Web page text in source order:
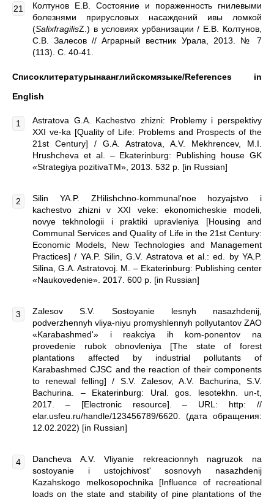
Колтунов Е.В. Состояние и пораженность гнилевыми
болезнями прирусловых насаждений ивы ломкой
(SalixfragilisZ.) в условиях урбанизации / Е.В. Колтунов,
С.В. Залесов // Аграрный вестник Урала, 2013. № 7
(113). С. 40-41.
Списоклитературынаанглийскомязыке/References in
English
Astratova G.A. Kachestvo zhizni: Problemy i perspektivy
XXI ve-ka [Quality of Life: Problems and Prospects of the
21st Century] / G.A. Astratova, A.V. Mekhrencev, M.I.
Hrushcheva et al. – Ekaterinburg: Publishing house GK
«Strategiya pozitivaTM», 2013. 532 p. [in Russian]
Silin YA.P. ZHilishchno-kommunal'noe hozyajstvo i
kachestvo zhizni v XXI veke: ekonomicheskie modeli,
novye tekhnologii i praktiki upravleniya [Housing and
Communal Services and Quality of Life in the 21st Century:
Economic Models, New Technologies and Management
Practices] / YA.P. Silin, G.V. Astratova et al.: ed. by YA.P.
Silina, G.A. Astratovoj. M. – Ekaterinburg: Publishing center
«Naukovedenie». 2017. 600 p. [in Russian]
Zalesov S.V. Sostoyanie lesnyh nasazhdenij,
podverzhennyh vliya-niyu promyshlennyh pollyutantov ZAO
«Karabashmed'» i reakciya ih kom-ponentov na
provedenie rubok obnovleniya [The state of forest
plantations affected by industrial pollutants of
Karabashmed CJSC and the reaction of their components
to renewal felling] / S.V. Zalesov, A.V. Bachurina, S.V.
Bachurina. – Ekaterinburg: Ural. gos. lesotekhn. un-t,
2017. – [Electronic resource]. – URL: http: //
elar.usfeu.ru/handle/123456789/6620. (дата обращения:
12.02.2022) [in Russian]
Dancheva A.V. Vliyanie rekreacionnyh nagruzok na
sostoyanie i ustojchivost' sosnovyh nasazhdenij
Kazahskogo melkosopochnika [Influence of recreational
loads on the state and stability of pine plantations of the